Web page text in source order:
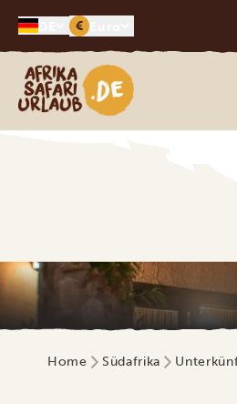
€
Afrika Safari Urlaub
Home Südafrika